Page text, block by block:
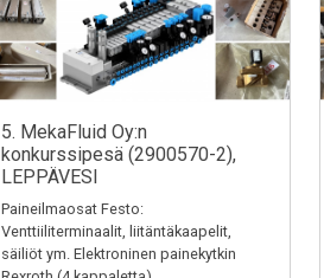
5. MekaFluid Oy:n
konkurssipesä (2900570-2),
LEPPÄVESI
Paineilmaosat Festo:
Venttiiliterminaalit, liitäntäkaapelit,
säiliöt ym. Elektroninen painekytkin